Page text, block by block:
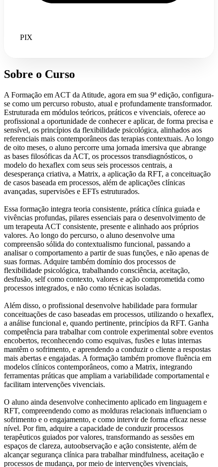
PIX
Sobre o Curso
A Formação em ACT da Atitude, agora em sua 9ª edição, configura-
se como um percurso robusto, atual e profundamente transformador.
Estruturada em módulos teóricos, práticos e vivenciais, oferece ao
profissional a oportunidade de conhecer e aplicar, de forma precisa e
sensível, os princípios da flexibilidade psicológica, alinhados aos
referenciais mais contemporâneos das terapias contextuais. Ao longo
de oito meses, o aluno percorre uma jornada imersiva que abrange
as bases filosóficas da ACT, os processos transdiagnósticos, o
modelo do hexaflex com seus seis processos centrais, a
desesperança criativa, a Matrix, a aplicação da RFT, a conceituação
de casos baseada em processos, além de aplicações clínicas
avançadas, supervisões e EFTs estruturados.
Essa formação integra teoria consistente, prática clínica guiada e
vivências profundas, pilares essenciais para o desenvolvimento de
um terapeuta ACT consistente, presente e alinhado aos próprios
valores. Ao longo do percurso, o aluno desenvolve uma
compreensão sólida do contextualismo funcional, passando a
analisar o comportamento a partir de suas funções, e não apenas de
suas formas. Adquire também domínio dos processos de
flexibilidade psicológica, trabalhando consciência, aceitação,
desfusão, self como contexto, valores e ação comprometida como
processos integrados, e não como técnicas isoladas.
Além disso, o profissional desenvolve habilidade para formular
conceituações de caso baseadas em processos, utilizando o hexaflex,
a análise funcional e, quando pertinente, princípios da RFT. Ganha
competência para trabalhar com controle experimental sobre eventos
encobertos, reconhecendo como esquivas, fusões e lutas internas
mantêm o sofrimento, e aprendendo a conduzir o cliente a respostas
mais abertas e engajadas. A formação também promove fluência em
modelos clínicos contemporâneos, como a Matrix, integrando
ferramentas práticas que ampliam a variabilidade comportamental e
facilitam intervenções vivenciais.
O aluno ainda desenvolve conhecimento aplicado em linguagem e
RFT, compreendendo como as molduras relacionais influenciam o
sofrimento e o engajamento, e como intervir de forma eficaz nesse
nível. Por fim, adquire a capacidade de conduzir processos
terapêuticos guiados por valores, transformando as sessões em
espaços de clareza, autoobservação e ação consistente, além de
alcançar segurança clínica para trabalhar mindfulness, aceitação e
processos de mudança, por meio de intervenções vivenciais,